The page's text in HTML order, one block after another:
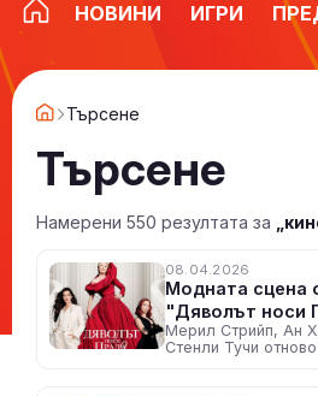
НОВИНИ ИГРИ
Търсене
Търсене
Намерени 550 резултата за
08.04.2026
Модната сцена
"Дяволът носи
само в кината
Мерил Стрийп, Ан
Стенли Тучи